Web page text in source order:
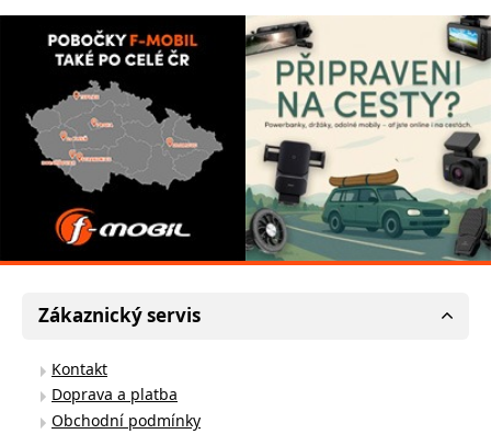
Zákaznický servis
Kontakt
Doprava a platba
Obchodní podmínky